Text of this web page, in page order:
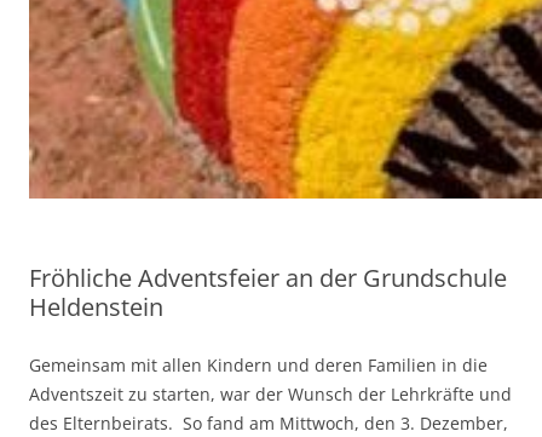
Fröhliche Adventsfeier an der Grundschule
Heldenstein
Gemeinsam mit allen Kindern und deren Familien in die
Adventszeit zu starten, war der Wunsch der Lehrkräfte und
des Elternbeirats. So fand am Mittwoch, den 3. Dezember,